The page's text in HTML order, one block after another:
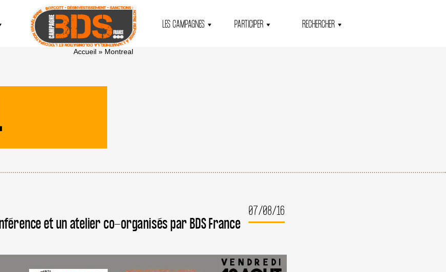
LES CAMPAGNES PARTICIPER RECHERCHER
Accueil» Montreal
07/08/16
et un atelier co-organisés par BDS France